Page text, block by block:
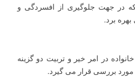
در جهت جلوگیری از افسردگی و
بهره برد.
در امر خیر و تربیت دو گزینه
بررسی قرار می گیرد.